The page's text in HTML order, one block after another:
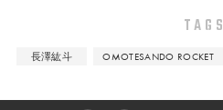
TAGS
長澤紘斗 OMOTESANDO ROCKET